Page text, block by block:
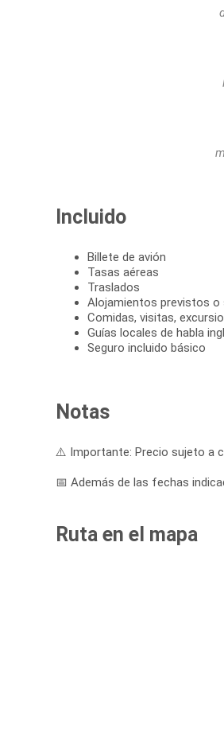
Incluido
Billete de avión
Tasas aéreas
Traslados
Alojamientos previstos o
Comidas, visitas,
Guías locales de habla
Seguro incluido básico
Notas
⚠️ Importante: Precio sujeto a
📅 Además de las fechas
Ruta en el mapa